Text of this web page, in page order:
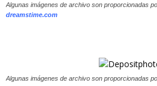
Algunas imágenes de archivo son proporcionadas
dreamstime.com
Algunas imágenes de archivo son proporcionadas